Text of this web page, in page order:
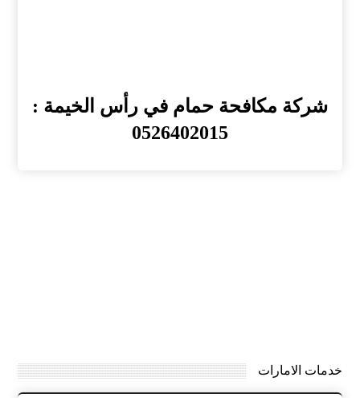
شركة مكافحة حمام في رأس الخيمة :
0526402015
خدمات الامارات